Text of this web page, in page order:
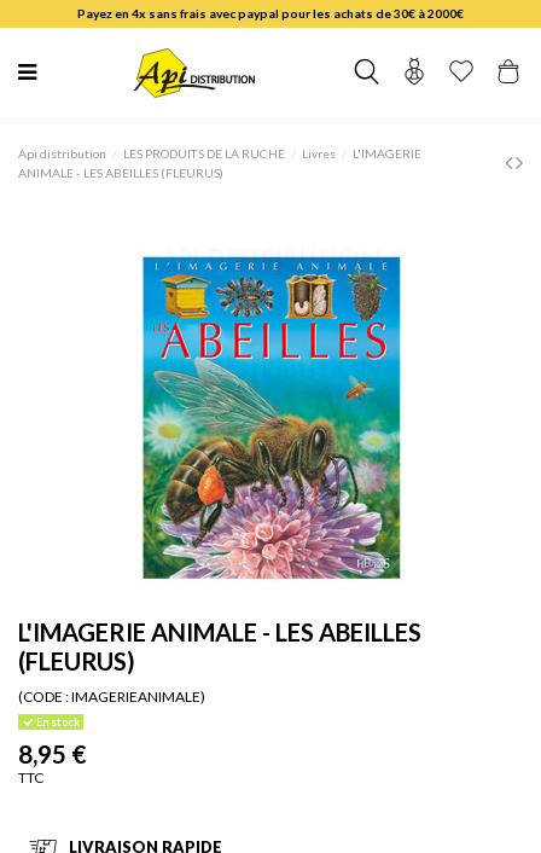
Payez en 4x sans frais avec paypal pour les achats de 30€ à 2000€
Api distribution LES PRODUITS DE LA RUCHE Livres
L'IMAGERIE
ANIMALE - LES ABEILLES (FLEURUS)
L'IMAGERIE ANIMALE - LES ABEILLES
(FLEURUS)
(CODE :IMAGERIEANIMALE)
En stock
8,95 €
TTC
LIVRAISON RAPIDE